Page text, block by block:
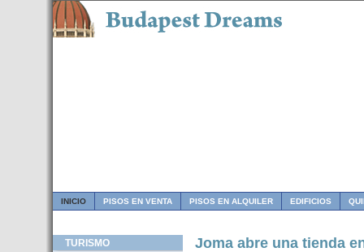
INICIO PISOS EN VENTA PISOS EN ALQUILER EDIFICIOS
TURISMO
Joma abre una tienda